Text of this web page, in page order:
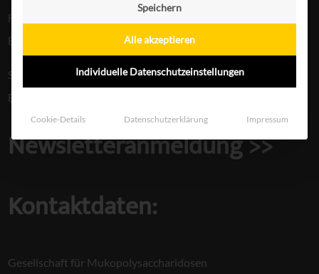
Forschungskonto (zweckgewidmet)
Erste Bank:
AT35 2011 1847 2581 7802
Spendenmailingkonto
Erste Bank:
Newsletteranmeldung >>
Kontaktdaten:
Gesellschaft für Mukopolysaccharidosen
Speichern
Alle akzeptieren
Individuelle Datenschutzeinstellungen
Cookie-Details Datenschutzerklärung Impressum